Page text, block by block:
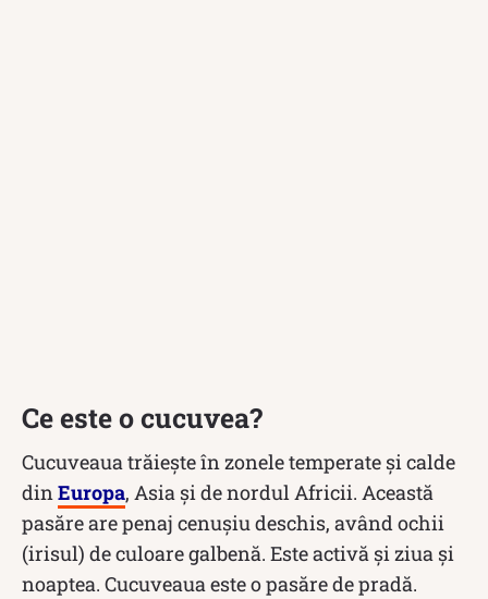
Ce este o cucuvea?
Cucuveaua trăiește în zonele temperate și calde
din Europa, Asia și de nordul Africii. Această
pasăre are penaj cenușiu deschis, având ochii
(irisul) de culoare galbenă. Este activă și ziua și
noaptea. Cucuveaua este o pasăre de pradă.